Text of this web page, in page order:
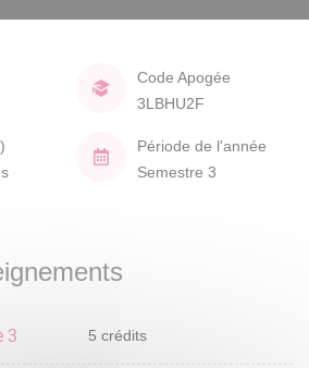
Code Apogée
3LBHU2F
Période de l'année
Semestre 3
3 5 crédits